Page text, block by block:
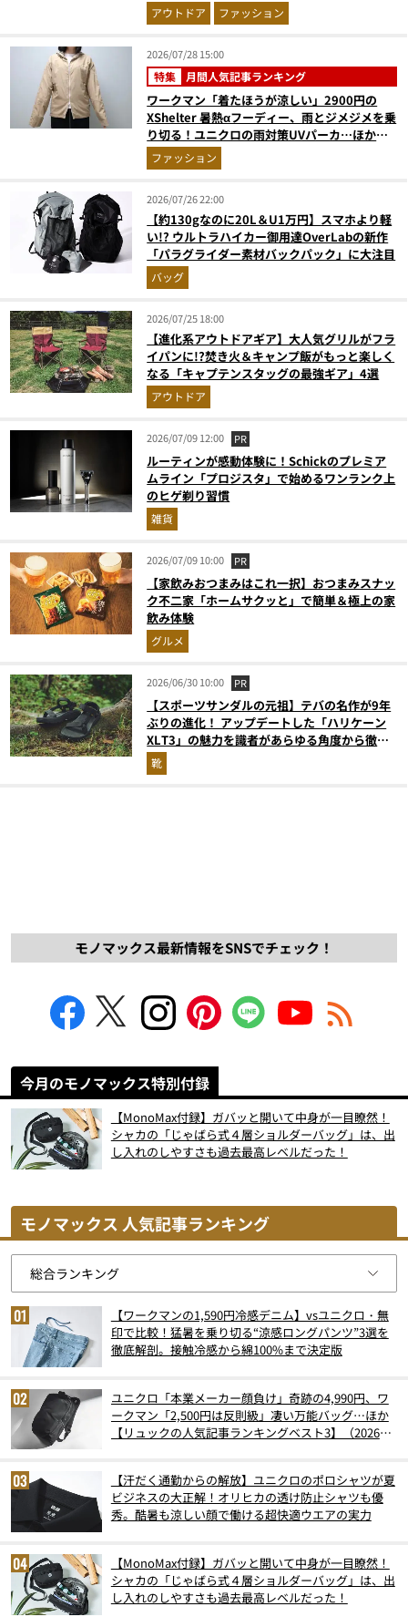
アウトドア ファッション
2026/07/28 15:00
特集 月間人気記事ランキング
ワークマン「着たほうが涼しい」2900円の
XShelter 暑熱αフーディー、雨とジメジメを乗
り切る！ユニクロの雨対策UVパーカ…ほか
【アウターの人気記事ランキングベスト3】
（2026年6月版）
ファッション
2026/07/26 22:00
【約130gなのに20L＆U1万円】スマホより軽
い!? ウルトラハイカー御用達OverLabの新作
「パラグライダー素材バックパック」に大注目
バッグ
2026/07/25 18:00
【進化系アウトドアギア】大人気グリルがフラ
イパンに!?焚き火＆キャンプ飯がもっと楽しく
なる「キャプテンスタッグの最強ギア」4選
アウトドア
2026/07/09 12:00 PR
ルーティンが感動体験に！Schickのプレミア
ムライン「プロジスタ」で始めるワンランク上
のヒゲ剃り習慣
雑貨
2026/07/09 10:00 PR
【家飲みおつまみはこれ一択】おつまみスナッ
ク不二家「ホームサクッと」で簡単＆極上の家
飲み体験
グルメ
2026/06/30 10:00 PR
【スポーツサンダルの元祖】テバの名作が9年
ぶりの進化！ アップデートした「ハリケーン
XLT3」の魅力を識者があらゆる角度から徹底
解説！
靴
モノマックス最新情報をSNSでチェック！
今月のモノマックス特別付録
【MonoMax付録】ガバッと開いて中身が一目瞭然！
シャカの「じゃばら式４層ショルダーバッグ」は、出
し入れのしやすさも過去最高レベルだった！
モノマックス 人気記事ランキング
【ワークマンの1,590円冷感デニム】vsユニクロ・無
印で比較！猛暑を乗り切る“涼感ロングパンツ”3選を
徹底解剖。接触冷感から綿100%まで決定版
ユニクロ「本業メーカー顔負け」奇跡の4,990円、ワ
ークマン「2,500円は反則級」凄い万能バッグ…ほか
【リュックの人気記事ランキングベスト3】（2026年
【汗だく通勤からの解放】ユニクロのポロシャツが夏
ビジネスの大正解！オリヒカの透け防止シャツも優
秀。酷暑も涼しい顔で働ける超快適ウエアの実力
【MonoMax付録】ガバッと開いて中身が一目瞭然！
シャカの「じゃばら式４層ショルダーバッグ」は、出
し入れのしやすさも過去最高レベルだった！